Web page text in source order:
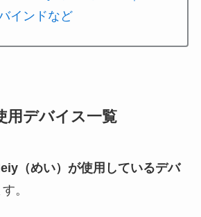
インドなど
用デバイス一覧
（めい）が使用しているデバ
。